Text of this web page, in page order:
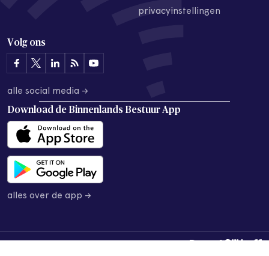
privacyinstellingen
Volg ons
alle social media →
Download de Binnenlands Bestuur App
alles over de app →